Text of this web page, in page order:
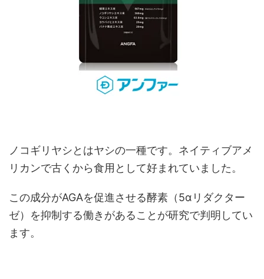
ノコギリヤシとはヤシの一種です。ネイティブアメ
リカンで古くから食用として好まれていました。
この成分がAGAを促進させる酵素（5αリダクター
ゼ）を抑制する働きがあることが研究で判明してい
ます。